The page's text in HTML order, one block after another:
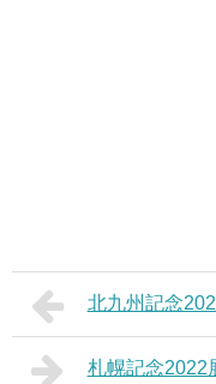
北九州記念
札幌記念2022